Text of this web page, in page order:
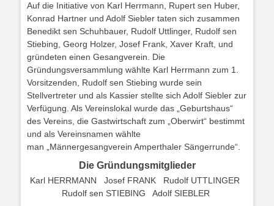
Auf die Initiative von Karl Herrmann, Rupert sen Huber,
Konrad Hartner und Adolf Siebler taten sich zusammen
Benedikt sen Schuhbauer, Rudolf Uttlinger, Rudolf sen
Stiebing, Georg Holzer, Josef Frank, Xaver Kraft, und
gründeten einen Gesangverein. Die
Gründungsversammlung wählte Karl Herrmann zum 1.
Vorsitzenden, Rudolf sen Stiebing wurde sein
Stellvertreter und als Kassier stellte sich Adolf Siebler zur
Verfügung. Als Vereinslokal wurde das „Geburtshaus“
des Vereins, die Gastwirtschaft zum „Oberwirt“ bestimmt
und als Vereinsnamen wählte
man „Männergesangverein Amperthaler Sängerrunde“.
Die Gründungsmitglieder
Karl HERRMANN Josef FRANK Rudolf UTTLINGER
Rudolf sen STIEBING Adolf SIEBLER